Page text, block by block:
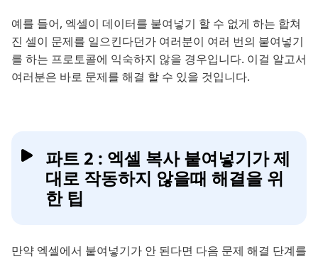
예를 들어, 엑셀이 데이터를 붙여넣기 할 수 없게 하는 합쳐
진 셀이 문제를 일으킨다던가 여러분이 여러 번의 붙여넣기
를 하는 프로토콜에 익숙하지 않을 경우입니다. 이걸 알고서
여러분은 바로 문제를 해결 할 수 있을 것입니다.
파트 2 : 엑셀 복사 붙여넣기가 제
대로 작동하지 않을때 해결을 위
한 팁
만약 엑셀에서 붙여넣기가 안 된다면 다음 문제 해결 단계를